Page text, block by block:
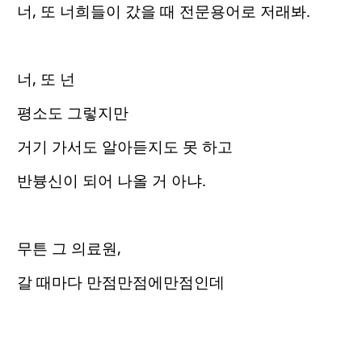
너, 또 너희들이 갔을 때 전문용어로 저래봐.
너, 또 넌
평소도 그렇지만
거기 가서도 알아듣지도 못 하고
반븅신이 되어 나올 거 아냐.
무튼 그 의료원,
갈 때마다 만점만점에만점인데